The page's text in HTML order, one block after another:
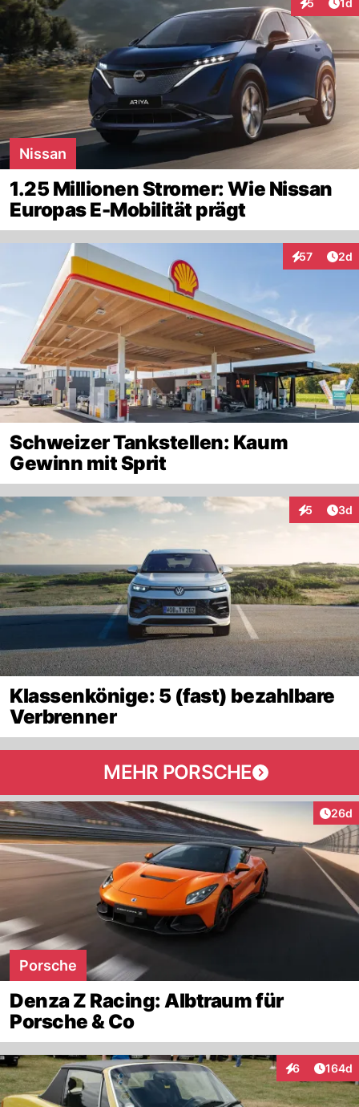
5 1d
Nissan
1.25 Millionen Stromer: Wie Nissan
Europas E-Mobilität prägt
57
Interaktionen
2d
Schweizer Tankstellen: Kaum
Gewinn mit Sprit
5 3d
Klassenkönige: 5 (fast) bezahlbare
Verbrenner
MEHR PORSCHE
26d
Porsche
Denza Z Racing: Albtraum für
Porsche & Co
6
Interaktionen
164d